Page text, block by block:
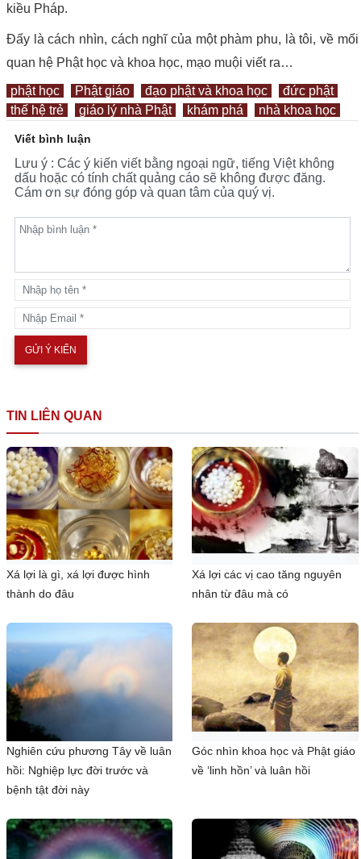
kiều Pháp.
Đấy là cách nhìn, cách nghĩ của một phàm phu, là tôi, về mối
quan hệ Phật học và khoa học, mạo muội viết ra…
phật học Phật giáo đạo phật và khoa học
đức phật
thế hệ trẻ
giáo lý nhà Phật khám phá nhà khoa học
Viết bình luận
Lưu ý : Các ý kiến viết bằng ngoại ngữ, tiếng Việt không
dấu hoặc có tính chất quảng cáo sẽ không được đăng.
Cám ơn sự đóng góp và quan tâm của quý vị.
TIN LIÊN QUAN
Xá lợi là gì, xá lợi được hình
thành do đâu
Xá lợi các vị cao tăng nguyên
nhân từ đâu mà có
Nghiên cứu phương Tây về luân
hồi: Nghiệp lực đời trước và
bệnh tật đời này
Góc nhìn khoa học và Phật giáo
về ‘linh hồn’ và luân hồi